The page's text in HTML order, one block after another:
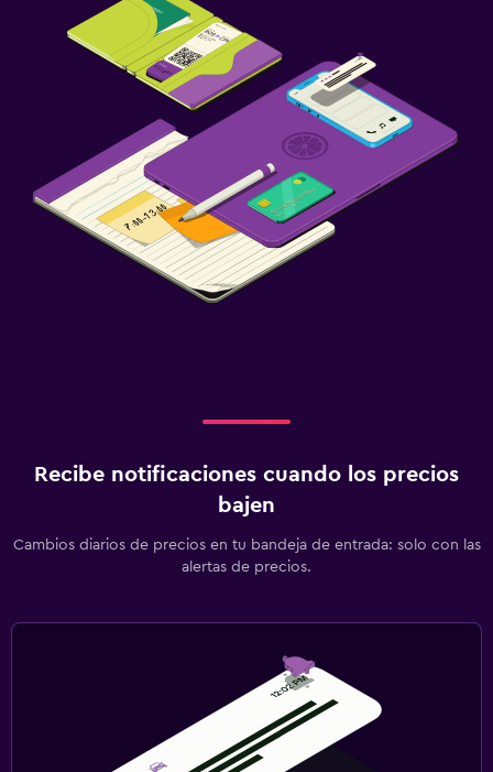
Recibe notificaciones cuando los precios
bajen
Cambios diarios de precios en tu bandeja de entrada: solo con las
alertas de precios.